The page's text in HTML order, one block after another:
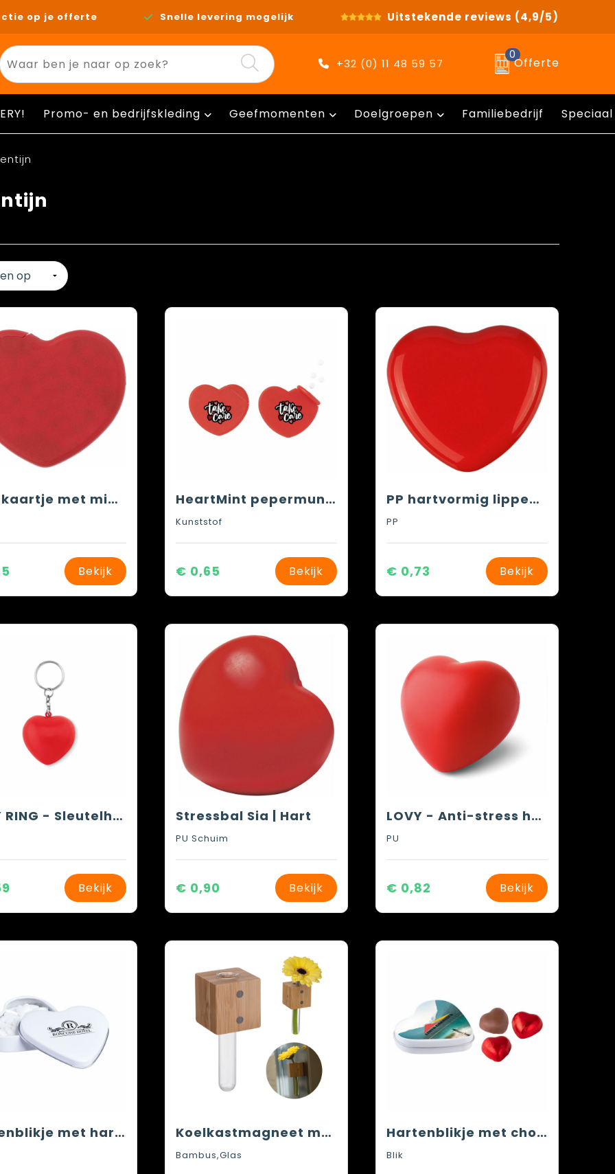
op je offerte Snelle levering mogelijk Uitstekende reviews (4,9/5)
+32 (0) 11 48 59 57
0
Offerte
Promo- en bedrijfskleding Geefmomenten Doelgroepen Familiebedrijf
Muntkaartje met mint Marcia | Hartvorm | 8 g
Bekijk
HeartMint pepermuntjes
Kunststof
€ 0,65 Bekijk
PP hartvormig lippenbalsem potje Ilja
PP
€ 0,73 Bekijk
LOVY RING - Sleutelhanger met PU hart
Bekijk
Stressbal Sia | Hart
PU Schuim
€ 0,90 Bekijk
LOVY - Anti-stress hart
PU
€ 0,82 Bekijk
Hartenblikje met hartjespepermunt Koelkastmagneet met vaas
Bambus,Glas
Hartenblikje met chocolade hartjes
Blik